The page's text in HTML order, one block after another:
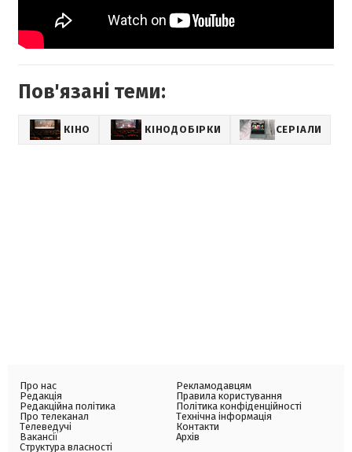
Пов'язані теми:
КІНО КІНОДОБІРКИ СЕРІАЛИ
Про нас
Редакція
Редакційна політика
Про телеканал
Телеведучі
Вакансії
Структура власності
Рекламодавцям
Правила користування
Політика конфіденційності
Технічна інформація
Контакти
Архів